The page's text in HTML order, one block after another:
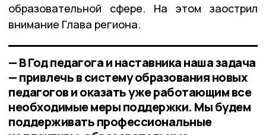
образовательной сфере. На этом заострил
внимание Глава региона.
— В Год педагога и наставника наша задача
— привлечь в систему образования новых
педагогов и оказать уже работающим все
необходимые меры поддержки. Мы будем
поддерживать профессиональные